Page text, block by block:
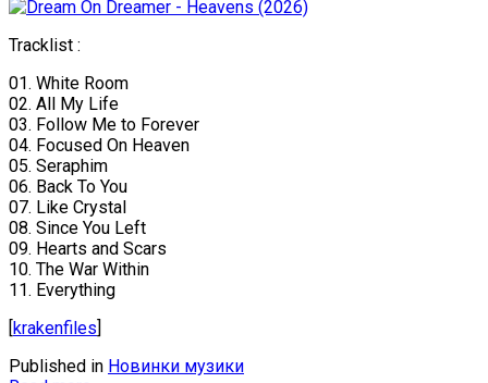
Tracklist :
01. White Room
02. All My Life
03. Follow Me to Forever
04. Focused On Heaven
05. Seraphim
06. Back To You
07. Like Crystal
08. Since You Left
09. Hearts and Scars
10. The War Within
11. Everything
[krakenfiles]
Published in Новинки музики